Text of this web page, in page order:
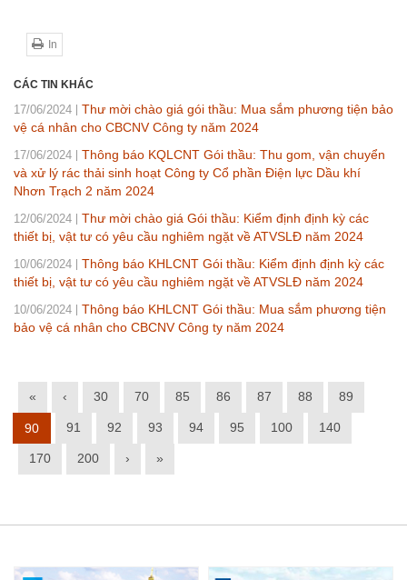
In
CÁC TIN KHÁC
17/06/2024
Thư mời chào giá gói thầu: Mua sắm phương tiện bảo
vệ cá nhân cho CBCNV Công ty năm 2024
17/06/2024
Thông báo KQLCNT Gói thầu: Thu gom, vận chuyển
và xử lý rác thải sinh hoạt Công ty Cổ phần Điện lực Dầu khí
Nhơn Trạch 2 năm 2024
12/06/2024
Thư mời chào giá Gói thầu: Kiểm định định kỳ các
thiết bị, vật tư có yêu cầu nghiêm ngặt về ATVSLĐ năm 2024
10/06/2024
Thông báo KHLCNT Gói thầu: Kiểm định định kỳ các
thiết bị, vật tư có yêu cầu nghiêm ngặt về ATVSLĐ năm 2024
10/06/2024
Thông báo KHLCNT Gói thầu: Mua sắm phương tiện
bảo vệ cá nhân cho CBCNV Công ty năm 2024
« ‹ 30 70 85 86 87 88 89
90 91 92 93 94 95 100 140
170 200 › »